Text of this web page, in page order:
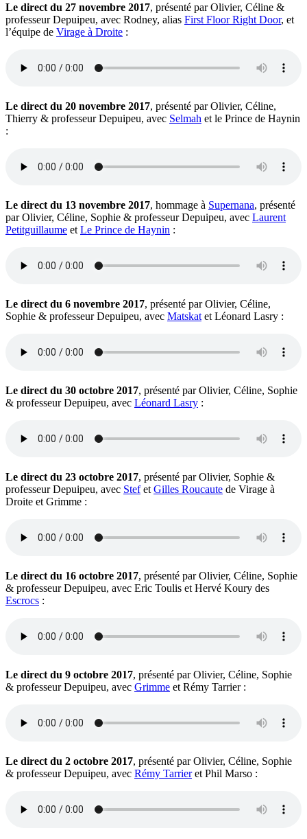
Le direct du 27 novembre 2017, présenté par Olivier, Céline &
professeur Depuipeu, avec Rodney, alias First Floor Right Door, et
l’équipe de Virage à Droite :
Le direct du 20 novembre 2017, présenté par Olivier, Céline,
Thierry & professeur Depuipeu, avec Selmah et le Prince de Haynin
:
Le direct du 13 novembre 2017, hommage à Supernana, présenté
par Olivier, Céline, Sophie & professeur Depuipeu, avec Laurent
Petitguillaume et Le Prince de Haynin :
Le direct du 6 novembre 2017, présenté par Olivier, Céline,
Sophie & professeur Depuipeu, avec Matskat et Léonard Lasry :
Le direct du 30 octobre 2017, présenté par Olivier, Céline, Sophie
& professeur Depuipeu, avec Léonard Lasry :
Le direct du 23 octobre 2017, présenté par Olivier, Sophie &
professeur Depuipeu, avec Stefet Gilles Roucaute de Virage à
Droite et Grimme :
Le direct du 16 octobre 2017, présenté par Olivier, Céline, Sophie
& professeur Depuipeu, avec Eric Toulis et Hervé Koury des
Escrocs :
Le direct du 9 octobre 2017, présenté par Olivier, Céline, Sophie
& professeur Depuipeu, avec Grimme et Rémy Tarrier :
Le direct du 2 octobre 2017, présenté par Olivier, Céline, Sophie
& professeur Depuipeu, avec Rémy Tarrieret Phil Marso :